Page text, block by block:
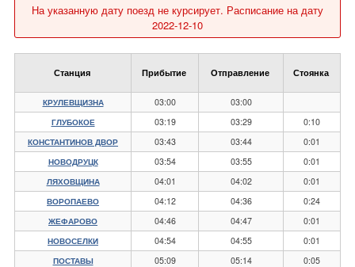
На указанную дату поезд не курсирует. Расписание на дату
2022-12-10
Станция Прибытие Отправление Стоянка
КРУЛЕВЩИЗНА 03:00 03:00
ГЛУБОКОЕ 03:19 03:29 0:10
КОНСТАНТИНОВ ДВОР 03:43 03:44 0:01
НОВОДРУЦК 03:54 03:55 0:01
ЛЯХОВЩИНА 04:01 04:02 0:01
ВОРОПАЕВО 04:12 04:36 0:24
ЖЕФАРОВО 04:46 04:47 0:01
НОВОСЕЛКИ 04:54 04:55 0:01
ПОСТАВЫ 05:09 05:14 0:05